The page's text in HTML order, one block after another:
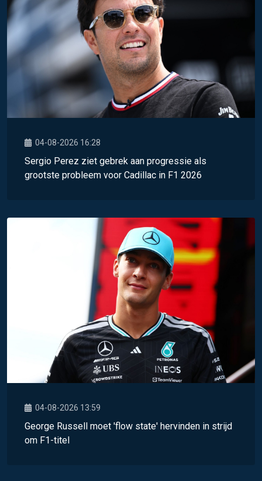
04-08-2026 16:28
Sergio Perez ziet gebrek aan progressie als
grootste probleem voor Cadillac in F1 2026
04-08-2026 13:59
George Russell moet 'flow state' hervinden in strijd
om F1-titel